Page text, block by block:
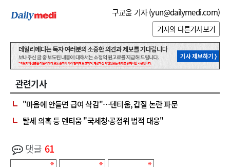
구교윤 기자 (yun@dailymedi.com)
기자의 다른기사보기
관련기사
"마음에 안들면 급여 삭감"…덴티움, 갑질 논란 파문
탈세 의혹 등 덴티움 "국세청·공정위 법적 대응"
댓글 61